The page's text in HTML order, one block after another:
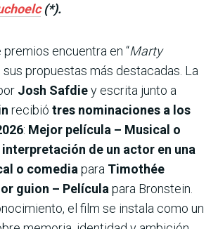
(*).
encuentra en “Marty
propuestas más destacadas. La
Josh Safdiey escrita junto a
recibió tres nominaciones a los
: Mejor película – Musical o
de un actor en una
o comedia para Timothée
guion – Película para Bronstein.
el film se instala como un